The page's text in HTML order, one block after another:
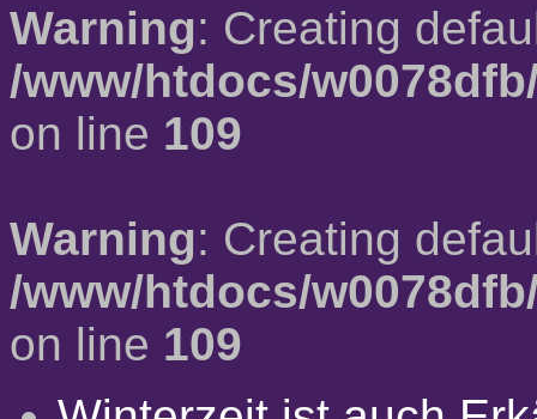
Warning: Creating
/www/htdocs/
on line 109
Warning: Creating
/www/htdocs/
on line 109